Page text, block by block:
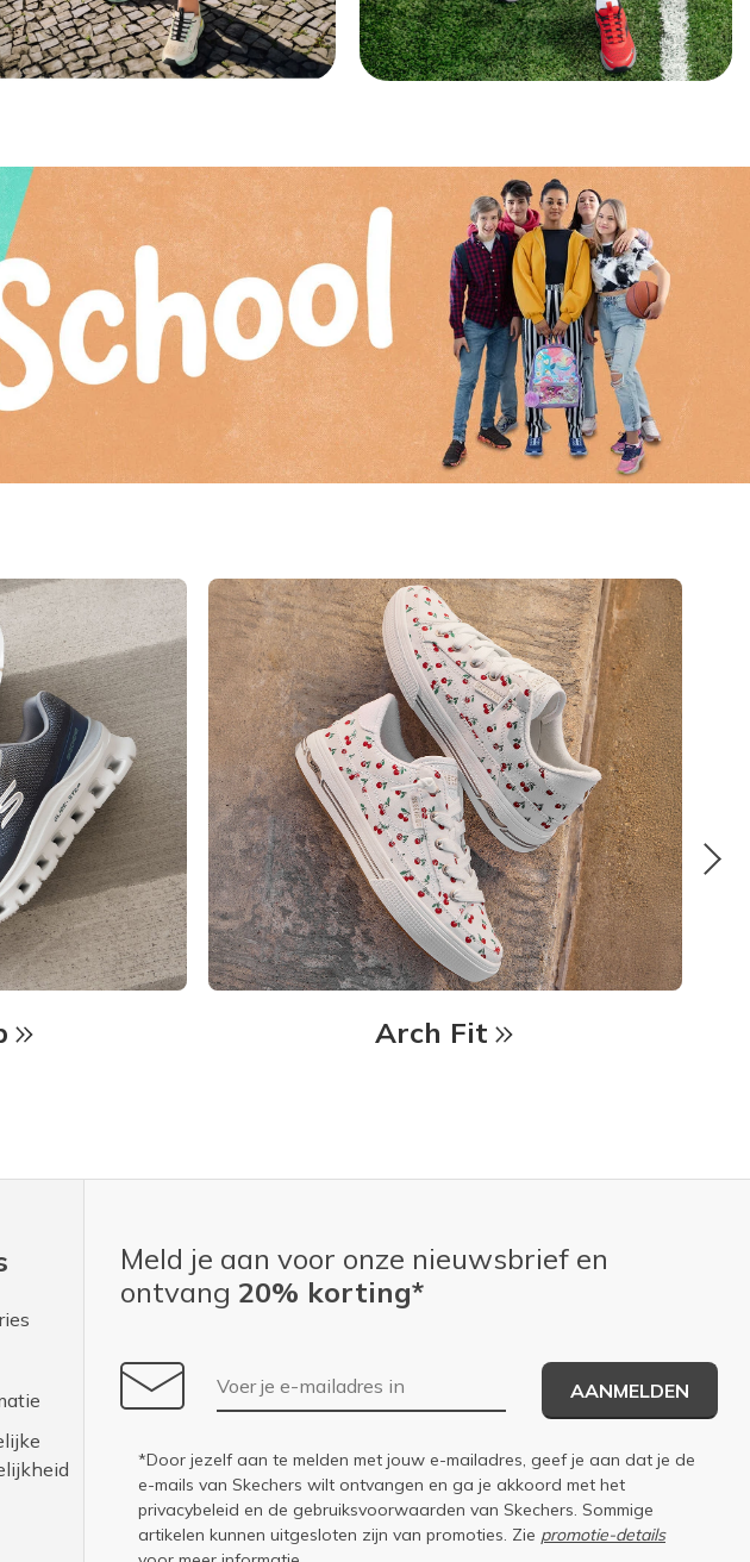
Arch Fit
Meld je aan voor onze nieuwsbrief en
ontvang 20% korting*
E-mailadres
AANMELDEN
*Door jezelf aan te melden met jouw e-mailadres, geef je aan dat je de
e-mails van Skechers wilt ontvangen en ga je akkoord met het
privacybeleid en de gebruiksvoorwaarden van Skechers. Sommige
artikelen kunnen uitgesloten zijn van promoties. Zie promotie-details